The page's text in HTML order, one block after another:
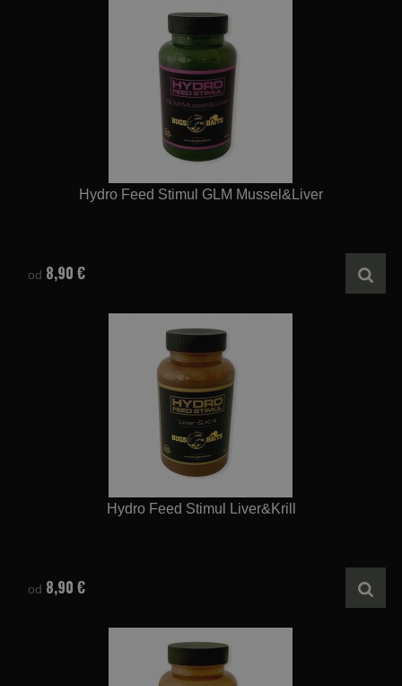
Hydro Feed Stimul GLM Mussel&Liver
od 8,90 €
Hydro Feed Stimul Liver&Krill
od 8,90 €